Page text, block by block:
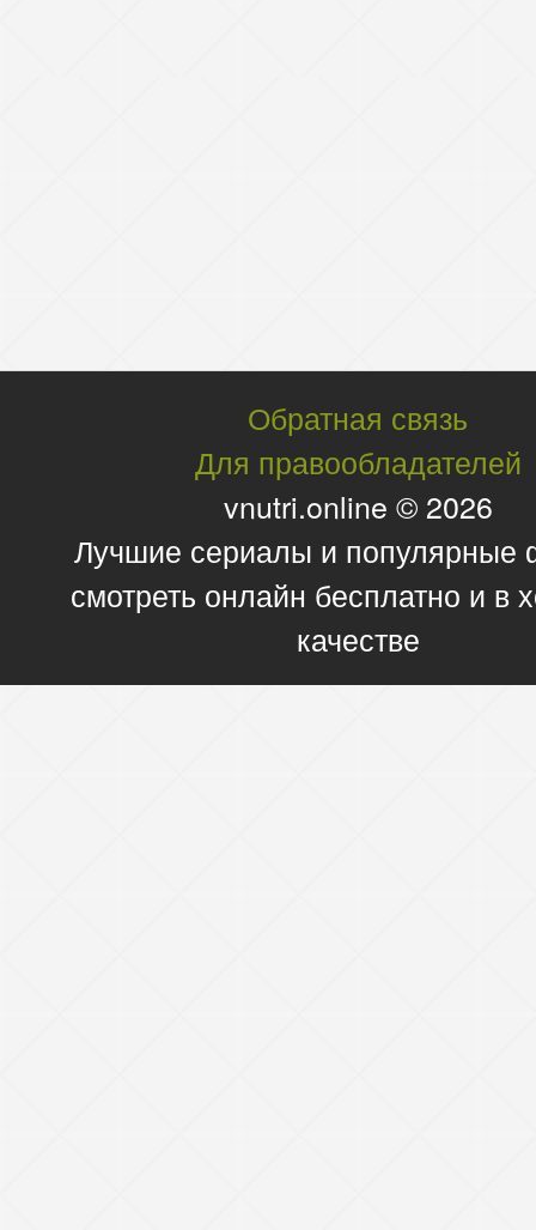
Обратная связь
Для правообладателей
vnutri.online © 2026
Лучшие сериалы и
смотреть онлайн бесплатно и в
качестве